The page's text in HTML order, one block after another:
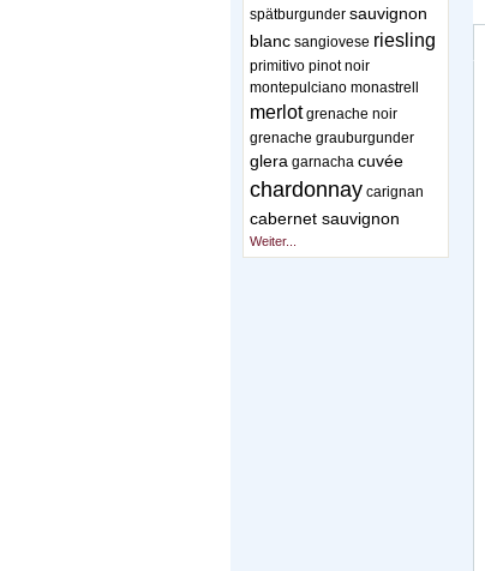
spätburgunder sauvignon
blanc sangiovese riesling
primitivo pinot noir
montepulciano monastrell
merlot grenache noir
grenache grauburgunder
glera garnacha cuvée
chardonnay carignan
cabernet sauvignon
Weiter...